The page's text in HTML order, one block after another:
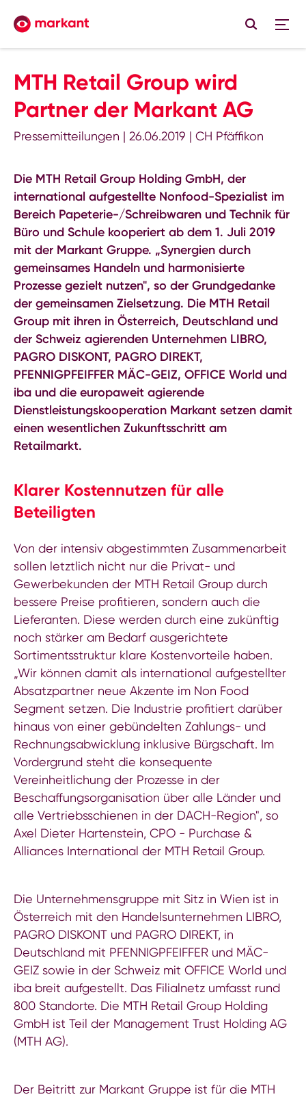
MTH Retail Group wird
Partner der Markant AG
Pressemitteilungen | 26.06.2019 | CH Pfäffikon
Die MTH Retail Group Holding GmbH, der
international aufgestellte Nonfood-Spezialist im
Bereich Papeterie-/Schreibwaren und Technik für
Büro und Schule kooperiert ab dem 1. Juli 2019
mit der Markant Gruppe. „Synergien durch
gemeinsames Handeln und harmonisierte
Prozesse gezielt nutzen", so der Grundgedanke
der gemeinsamen Zielsetzung. Die MTH Retail
Group mit ihren in Österreich, Deutschland und
der Schweiz agierenden Unternehmen LIBRO,
PAGRO DISKONT, PAGRO DIREKT,
PFENNIGPFEIFFER MÄC-GEIZ, OFFICE World und
iba und die europaweit agierende
Dienstleistungskooperation Markant setzen damit
einen wesentlichen Zukunftsschritt am
Retailmarkt.
Klarer Kostennutzen für alle
Beteiligten
Von der intensiv abgestimmten Zusammenarbeit
sollen letztlich nicht nur die Privat- und
Gewerbekunden der MTH Retail Group durch
bessere Preise profitieren, sondern auch die
Lieferanten. Diese werden durch eine zukünftig
noch stärker am Bedarf ausgerichtete
Sortimentsstruktur klare Kostenvorteile haben.
„Wir können damit als international aufgestellter
Absatzpartner neue Akzente im Non Food
Segment setzen. Die Industrie profitiert darüber
hinaus von einer gebündelten Zahlungs- und
Rechnungsabwicklung inklusive Bürgschaft. Im
Vordergrund steht die konsequente
Vereinheitlichung der Prozesse in der
Beschaffungsorganisation über alle Länder und
alle Vertriebsschienen in der DACH-Region", so
Axel Dieter Hartenstein, CPO - Purchase &
Alliances International der MTH Retail Group.
Die Unternehmensgruppe mit Sitz in Wien ist in
Österreich mit den Handelsunternehmen LIBRO,
PAGRO DISKONT und PAGRO DIREKT, in
Deutschland mit PFENNIGPFEIFFER und MÄC-
GEIZ sowie in der Schweiz mit OFFICE World und
iba breit aufgestellt. Das Filialnetz umfasst rund
800 Standorte. Die MTH Retail Group Holding
GmbH ist Teil der Management Trust Holding AG
(MTH AG).
Der Beitritt zur Markant Gruppe ist für die MTH